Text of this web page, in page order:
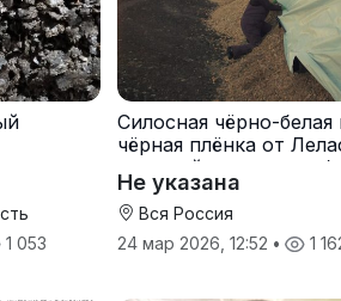
1 053
Силосная чёрно-белая
чёрная плёнка от
траншей и ям силоса/
Не указана
Вся Россия
24 мар 2026, 12:52 • 1